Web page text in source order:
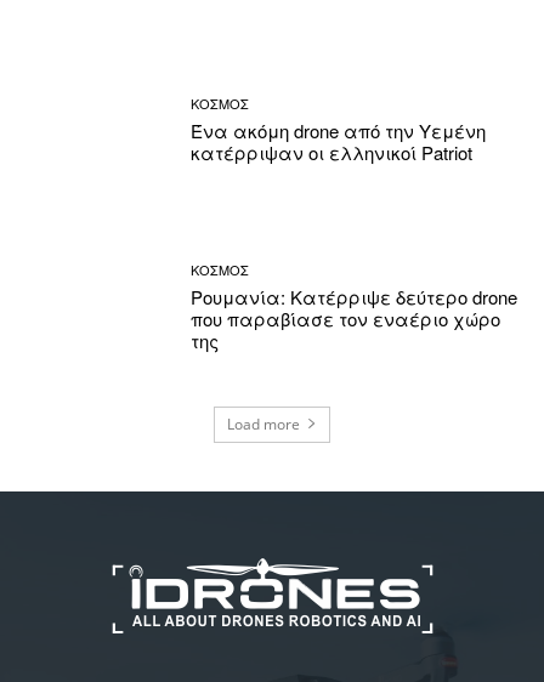
ΚΟΣΜΟΣ
Ένα ακόμη drone από την Υεμένη
κατέρριψαν οι ελληνικοί Patriot
ΚΟΣΜΟΣ
Ρουμανία: Κατέρριψε δεύτερο drone
που παραβίασε τον εναέριο χώρο
της
Load more